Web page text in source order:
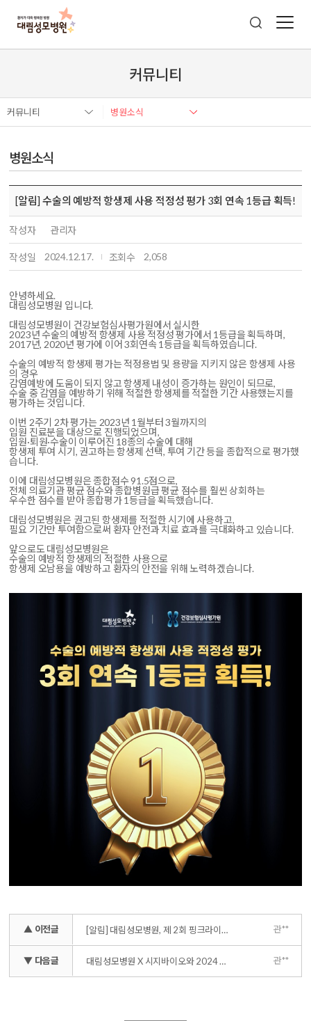
커뮤니티
커뮤니티 병원소식
병원소식
[알림] 수술의 예방적 항생제 사용 적정성 평가 3회 연속 1등급 획득!
작성자 관리자
작성일 2024.12.17. 조회수 2,058
안녕하세요.
대림성모병원 입니다.
대림성모병원이 건강보험심사평가원에서 실시한
2023년 수술의 예방적 항생제 사용 적정성 평가에서 1등급을 획득하며,
2017년, 2020년 평가에 이어 3회연속 1등급을 획득하였습니다.
수술의 예방적 항생제 평가는 적정용법 및 용량을 지키지 않은 항생제 사용
의 경우
감염예방에 도움이 되지 않고 항생제 내성이 증가하는 원인이 되므로,
수술 중 감염을 예방하기 위해 적절한 항생제를 적절한 기간 사용했는지를
평가하는 것입니다.
이번 2주기 2차 평가는 2023년 1월부터 3월까지의
입원 진료분을 대상으로 진행되었으며,
입원·퇴원·수술이 이루어진 18종의 수술에 대해
항생제 투여 시기, 권고하는 항생제 선택, 투여 기간 등을 종합적으로 평가했
습니다.
이에 대림성모병원은 종합점수 91.5점으로,
전체 의료기관 평균 점수와 종합병원급 평균 점수를 훨씬 상회하는
우수한 점수를 받아 종합평가 1등급을 획득했습니다.
대림성모병원은 권고된 항생제를 적절한 시기에 사용하고,
필요 기간만 투여함으로써 환자 안전과 치료 효과를 극대화하고 있습니다.
앞으로도 대림성모병원은
수술의 예방적 항생제의 적절한 사용으로
항생제 오남용을 예방하고 환자의 안전을 위해 노력하겠습니다.
▲ 이전글 [알림] 대림성모병원, 제 2회 핑크라이더스 챌린지 기부금 1천만 원 공우생명정보재단에 기탁 관**
▼ 다음글 대림성모병원 X 시지바이오와 2024 리유(Re:乳) 토크콘서트 개최 관**